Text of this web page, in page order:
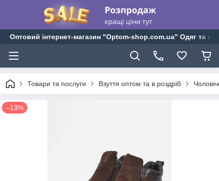
Оптовий інтернет-магазин "Optom-shop.com.ua" Одяг та
Товари та послуги Взуття оптом та в роздріб
–13%